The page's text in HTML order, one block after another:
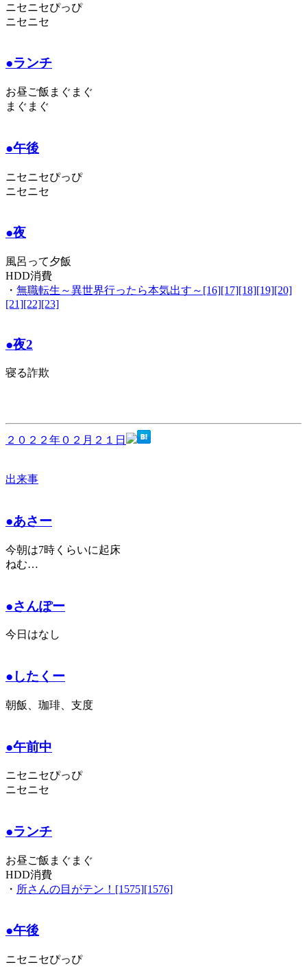
ニセニセぴっぴ
ニセニセ
●ランチ
お昼ご飯まぐまぐ
まぐまぐ
●午後
ニセニセぴっぴ
ニセニセ
●夜
風呂って夕飯
HDD消費
・ 無職転生～異世界行ったら本気出す～[16][17][18][19][20]
[21][22][23]
●夜2
寝る詐欺
２０２２年０２月２１日
出来事
●あさー
今朝は7時くらいに起床
ねむ…
●さんぽー
今日はなし
●したくー
朝飯、珈琲、支度
●午前中
ニセニセぴっぴ
ニセニセ
●ランチ
お昼ご飯まぐまぐ
HDD消費
・ 所さんの目がテン！[1575][1576]
●午後
ニセニセぴっぴ